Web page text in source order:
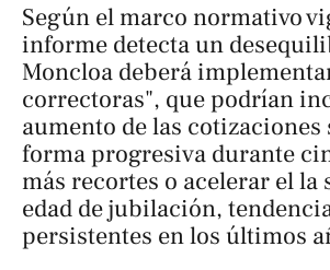
Según el marco normativo
informe detecta un
Moncloa deberá
correctoras", que podrían
aumento de las cotizaciones
forma progresiva durante
más recortes o acelerar el la
edad de jubilación,
persistentes en los últimos